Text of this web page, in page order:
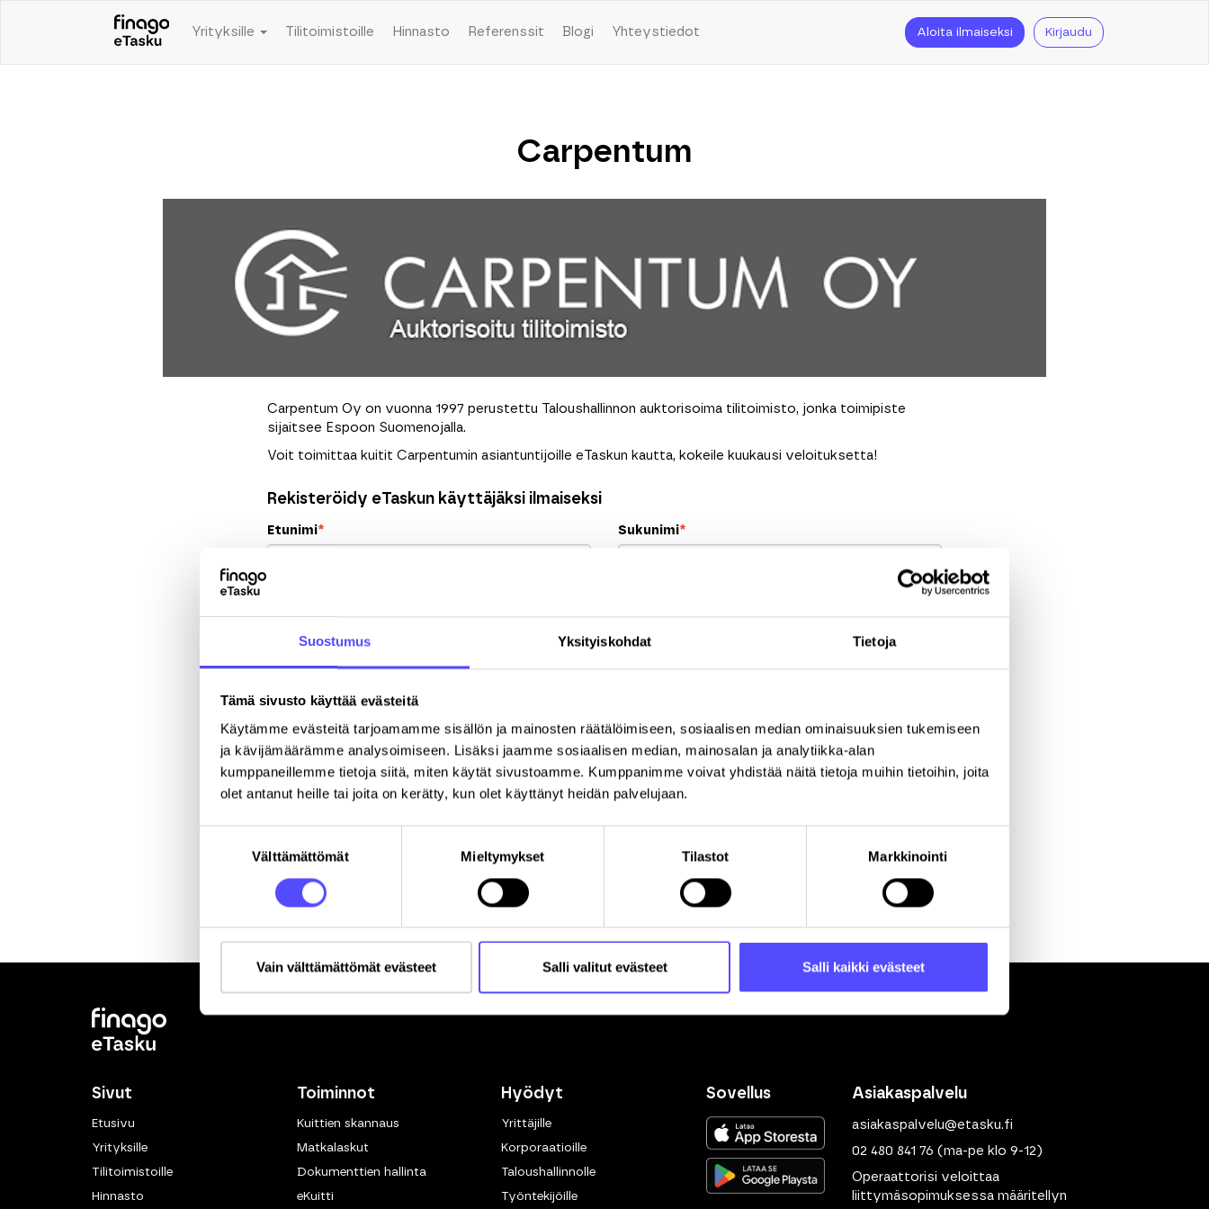
Suostumus Yksityiskohdat Tietoja
Tämä sivusto käyttää evästeitä
Käytämme evästeitä tarjoamamme sisällön ja mainosten räätälöimiseen, sosiaalisen median ominaisuuksien tukemiseen
ja kävijämäärämme analysoimiseen. Lisäksi jaamme sosiaalisen median, mainosalan ja analytiikka-alan
kumppaneillemme tietoja siitä, miten käytät sivustoamme. Kumppanimme voivat yhdistää näitä tietoja muihin tietoihin, joita
olet antanut heille tai joita on kerätty, kun olet käyttänyt heidän palvelujaan.
Välttämättömät Mieltymykset Tilastot Markkinointi
Vain välttämättömät evästeet Salli valitut evästeet Salli kaikki evästeet
Yrityksille Tilitoimistoille Hinnasto Referenssit Blogi Yhteystiedot Aloita ilmaiseksi Kirjaudu
Carpentum
Carpentum Oy on vuonna 1997 perustettu Taloushallinnon auktorisoima tilitoimisto, jonka toimipiste
sijaitsee Espoon Suomenojalla.
Voit toimittaa kuitit Carpentumin asiantuntijoille eTaskun kautta, kokeile kuukausi veloituksetta!
Rekisteröidy eTaskun käyttäjäksi ilmaiseksi
Etunimi* Sukunimi*
Yritys* Y-tunnus
Katuosoite Postinumero Kaupunki
Rekisteröitymällä hyväksyt palvelun käyttöehdot
Sivut
Etusivu
Yrityksille
Tilitoimistoille
Hinnasto
Toiminnot
Kuittien skannaus
Matkalaskut
Dokumenttien hallinta
eKuitti
Hyödyt
Yrittäjille
Korporaatioille
Taloushallinnolle
Työntekijöille
Sovellus Asiakaspalvelu
asiakaspalvelu@etasku.fi
02 480 841 76 (ma-pe klo 9-12)
Operaattorisi veloittaa
liittymäsopimuksessa määritellyn